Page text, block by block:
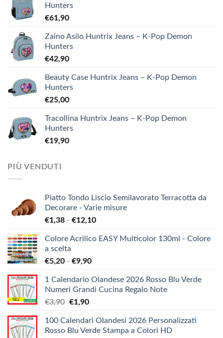
Hunters
€61,90
Zaino Asilo Huntrix Jeans – K-Pop Demon
Hunters
€42,90
Beauty Case Huntrix Jeans – K-Pop Demon
Hunters
€25,00
Tracollina Huntrix Jeans – K-Pop Demon
Hunters
€19,90
PIÙ VENDUTI
Piatto Tondo Liscio Semilavorato Terracotta da
Decorare - Varie misure
€1,38 - €12,10Fascia
prezzo:
€12,10
Colore Acrilico EASY Multicolor 130ml - Colore
a scelta
€5,20 - €9,90Fascia
prezzo:
da
€9,90
1 Calendario Olandese 2026 Rosso Blu Verde
Numeri Grandi Cucina Regalo Note
€3,90 Il
originale
era:
€1,90Il
attuale
è:
100 Calendari Olandesi 2026 Personalizzati
Rosso Blu Verde Stampa a Colori HD